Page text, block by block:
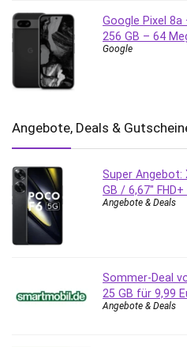
Google Pixel 8a
256 GB – 64
Google
Angebote, Deals &
Super Angebot:
GB / 6,67″
Angebote & Deals
Sommer-Deal
25 GB für 9,99
Angebote & Deals